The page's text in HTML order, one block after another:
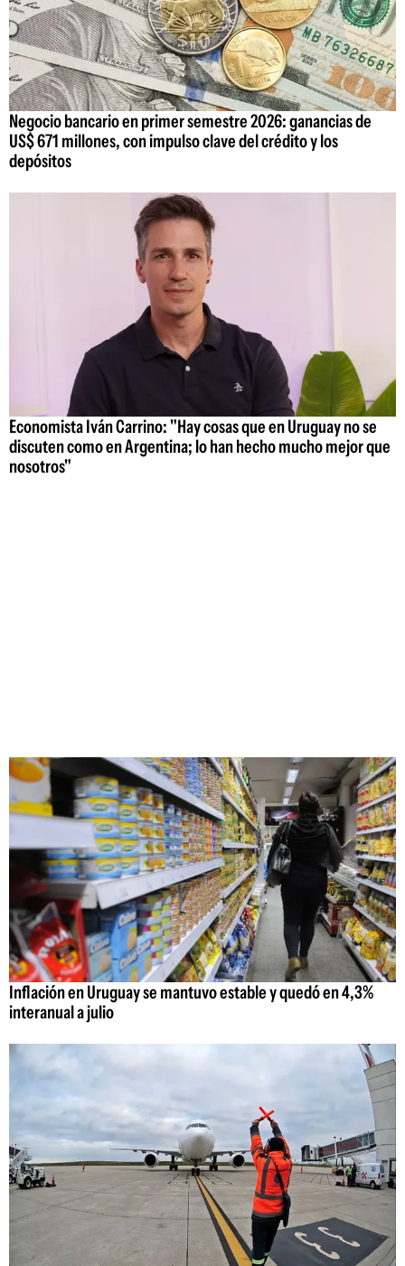
Negocio bancario en primer semestre 2026: ganancias de
US$ 671 millones, con impulso clave del crédito y los
depósitos
Economista Iván Carrino: "Hay cosas que en Uruguay no se
discuten como en Argentina; lo han hecho mucho mejor que
nosotros"
Inflación en Uruguay se mantuvo estable y quedó en 4,3%
interanual a julio